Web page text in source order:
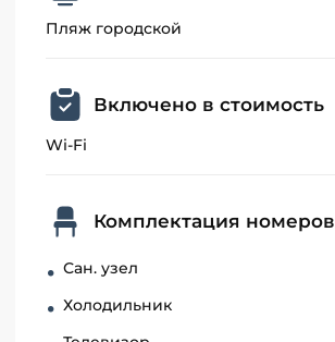
Пляж городской
Включено в стоимость
Wi-Fi
Комплектация номеров
Сан. узел
Холодильник